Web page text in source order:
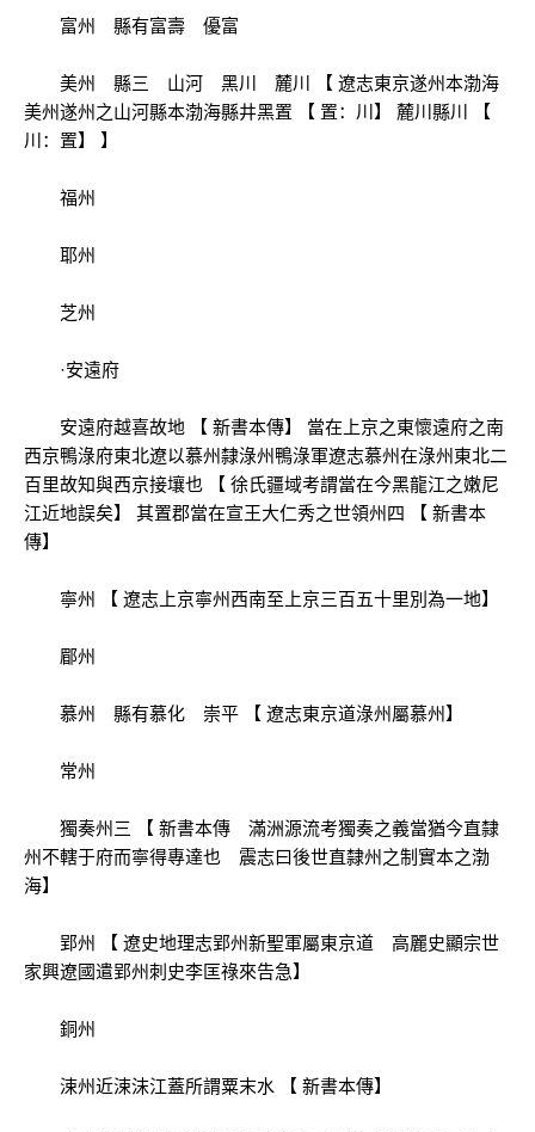
富州 縣有富壽 優富
美州 縣三 山河 黑川 麓川 【 遼志東京遂州本渤海
美州遂州之山河縣本渤海縣井黑置 【 置：川】 麓川縣川 【
川：置】 】
福州
耶州
芝州
·安遠府
安遠府越喜故地 【 新書本傳】 當在上京之東懷遠府之南
西京鴨淥府東北遼以慕州隸淥州鴨淥軍遼志慕州在淥州東北二
百里故知與西京接壤也 【 徐氏疆域考謂當在今黑龍江之嫩尼
江近地誤矣】 其置郡當在宣王大仁秀之世領州四 【 新書本
傳】
寧州 【 遼志上京寧州西南至上京三百五十里別為一地】
郿州
慕州 縣有慕化 崇平 【 遼志東京道淥州屬慕州】
常州
獨奏州三 【 新書本傳 滿洲源流考獨奏之義當猶今直隸
州不轄于府而寧得專達也 震志曰後世直隸州之制實本之渤
海】
郢州 【 遼史地理志郢州新聖軍屬東京道 高麗史顯宗世
家興遼國遣郢州刺史李匡祿來告急】
銅州
涑州近涑沫江蓋所謂粟末水 【 新書本傳】